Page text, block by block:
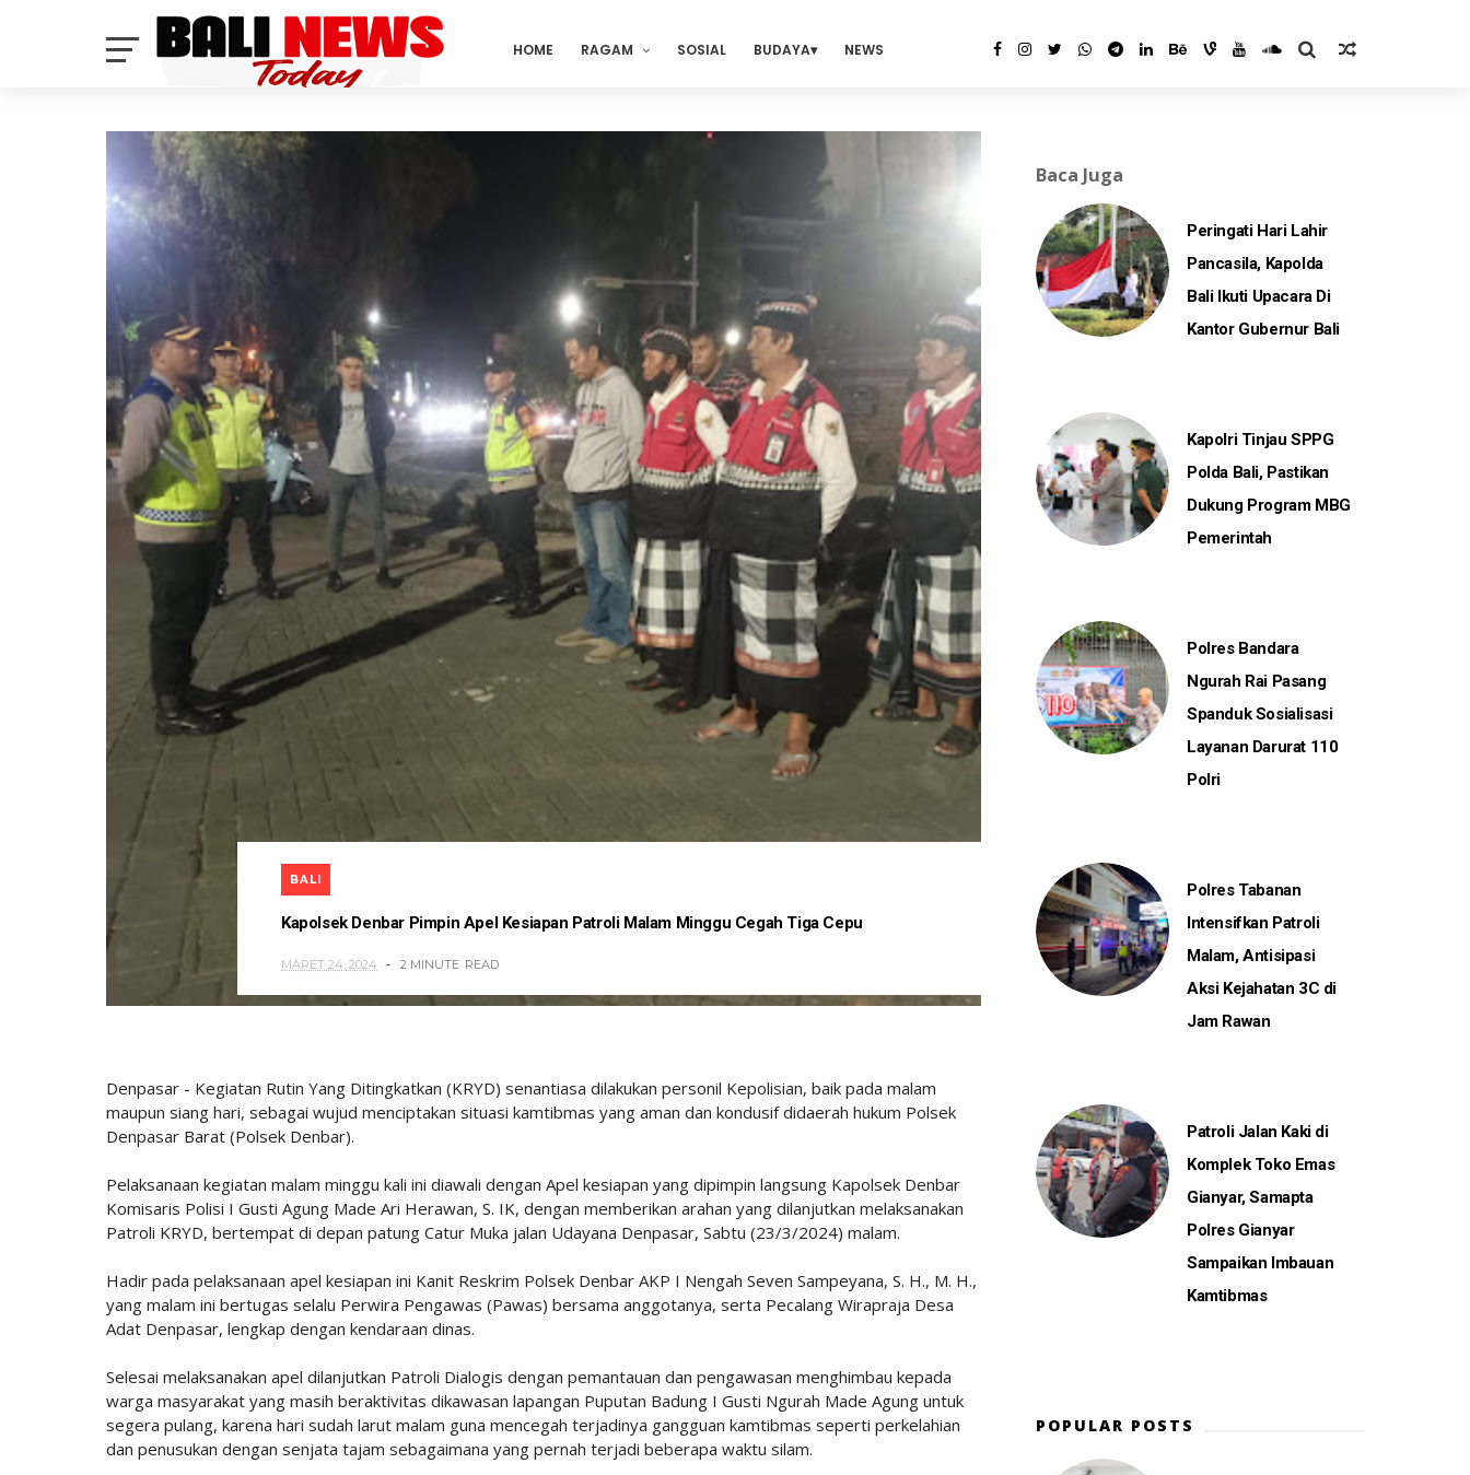
HOME RAGAM SOSIAL BUDAYA NEWS
BALI
Kapolsek Denbar Pimpin Apel Kesiapan Patroli Malam Minggu Cegah Tiga Cepu
MARET 24, 2024 2 MINUTE READ
Denpasar - Kegiatan Rutin Yang Ditingkatkan (KRYD) senantiasa dilakukan personil Kepolisian, baik pada malam
maupun siang hari, sebagai wujud menciptakan situasi kamtibmas yang aman dan kondusif didaerah hukum Polsek
Denpasar Barat (Polsek Denbar).
Pelaksanaan kegiatan malam minggu kali ini diawali dengan Apel kesiapan yang dipimpin langsung Kapolsek Denbar
Komisaris Polisi I Gusti Agung Made Ari Herawan, S. IK, dengan memberikan arahan yang dilanjutkan melaksanakan
Patroli KRYD, bertempat di depan patung Catur Muka jalan Udayana Denpasar, Sabtu (23/3/2024) malam.
Hadir pada pelaksanaan apel kesiapan ini Kanit Reskrim Polsek Denbar AKP I Nengah Seven Sampeyana, S. H., M. H.,
yang malam ini bertugas selalu Perwira Pengawas (Pawas) bersama anggotanya, serta Pecalang Wirapraja Desa
Adat Denpasar, lengkap dengan kendaraan dinas.
Selesai melaksanakan apel dilanjutkan Patroli Dialogis dengan pemantauan dan pengawasan menghimbau kepada
warga masyarakat yang masih beraktivitas dikawasan lapangan Puputan Badung I Gusti Ngurah Made Agung untuk
segera pulang, karena hari sudah larut malam guna mencegah terjadinya gangguan kamtibmas seperti perkelahian
dan penusukan dengan senjata tajam sebagaimana yang pernah terjadi beberapa waktu silam.
Baca Juga
Peringati Hari Lahir
Pancasila, Kapolda
Bali Ikuti Upacara Di
Kantor Gubernur Bali
Kapolri Tinjau SPPG
Polda Bali, Pastikan
Dukung Program MBG
Pemerintah
Polres Bandara
Ngurah Rai Pasang
Spanduk Sosialisasi
Layanan Darurat 110
Polri
Polres Tabanan
Intensifkan Patroli
Malam, Antisipasi
Aksi Kejahatan 3C di
Jam Rawan
Patroli Jalan Kaki di
Komplek Toko Emas
Gianyar, Samapta
Polres Gianyar
Sampaikan Imbauan
Kamtibmas
POPULAR POSTS